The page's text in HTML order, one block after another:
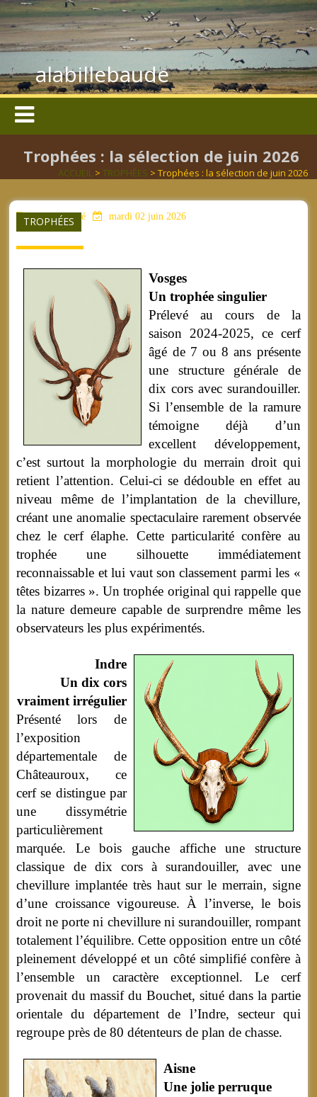
alabillebaude
Trophées : la sélection de juin 2026
ACCUEIL> TROPHÉES > Trophées : la sélection de juin 2026
TROPHÉES
aucun mot clé mardi 02 juin 2026
Vosges
Un trophée singulier
Prélevé au cours de la
saison 2024-2025, ce cerf
âgé de 7 ou 8 ans présente
une structure générale de
dix cors avec surandouiller.
Si l’ensemble de la ramure
témoigne déjà d’un
excellent développement,
c’est surtout la morphologie du merrain droit qui
retient l’attention. Celui-ci se dédouble en effet au
niveau même de l’implantation de la chevillure,
créant une anomalie spectaculaire rarement observée
chez le cerf élaphe. Cette particularité confère au
trophée une silhouette immédiatement
reconnaissable et lui vaut son classement parmi les «
têtes bizarres ». Un trophée original qui rappelle que
la nature demeure capable de surprendre même les
observateurs les plus expérimentés.
Indre
Un dix cors
vraiment irrégulier
Présenté lors de
l’exposition
départementale de
Châteauroux, ce
cerf se distingue par
une dissymétrie
particulièrement
marquée. Le bois gauche affiche une structure
classique de dix cors à surandouiller, avec une
chevillure implantée très haut sur le merrain, signe
d’une croissance vigoureuse. À l’inverse, le bois
droit ne porte ni chevillure ni surandouiller, rompant
totalement l’équilibre. Cette opposition entre un côté
pleinement développé et un côté simplifié confère à
l’ensemble un caractère exceptionnel. Le cerf
provenait du massif du Bouchet, situé dans la partie
orientale du département de l’Indre, secteur qui
regroupe près de 80 détenteurs de plan de chasse.
Aisne
Une jolie perruque